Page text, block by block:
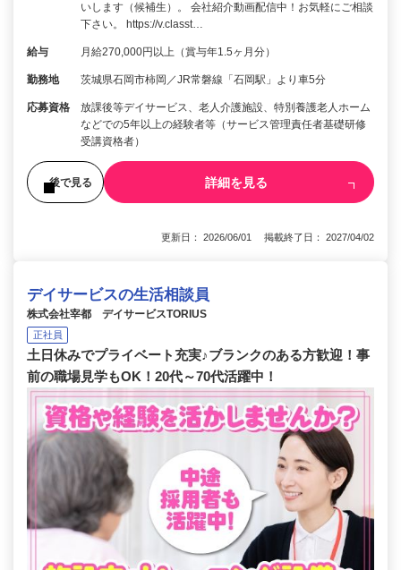
いします（候補生）。 会社紹介動画配信中！お気軽にご相談
下さい。 https://v.classt…
給与 月給270,000円以上（賞与年1.5ヶ月分）
勤務地 茨城県石岡市柿岡／JR常磐線「石岡駅」より車5分
応募資格
放課後等デイサービス、老人介護施設、特別養護老人ホーム
などでの5年以上の経験者等（サービス管理責任者基礎研修
受講資格者）
後で見る 詳細を見る
更新日： 2026/06/01 掲載終了日： 2027/04/02
デイサービスの生活相談員
株式会社宰都 デイサービスTORIUS
正社員
土日休みでプライベート充実♪ブランクのある方歓迎！事
前の職場見学もOK！20代～70代活躍中！